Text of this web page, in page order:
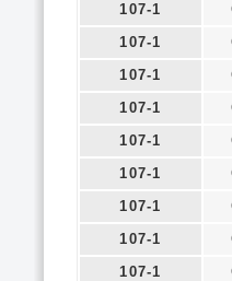
107-1
107-1
107-1
107-1
107-1
107-1
107-1
107-1
107-1